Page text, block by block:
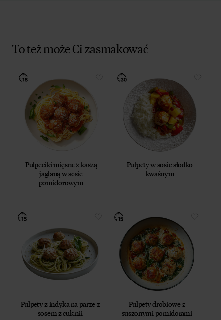
To też może Ci zasmakować
Pulpeciki mięsne z kaszą
jaglaną w sosie
pomidorowym
Pulpety w sosie słodko
kwaśnym
Pulpety z indyka na parze z
sosem z cukinii
Pulpety drobiowe z
suszonymi pomidorami